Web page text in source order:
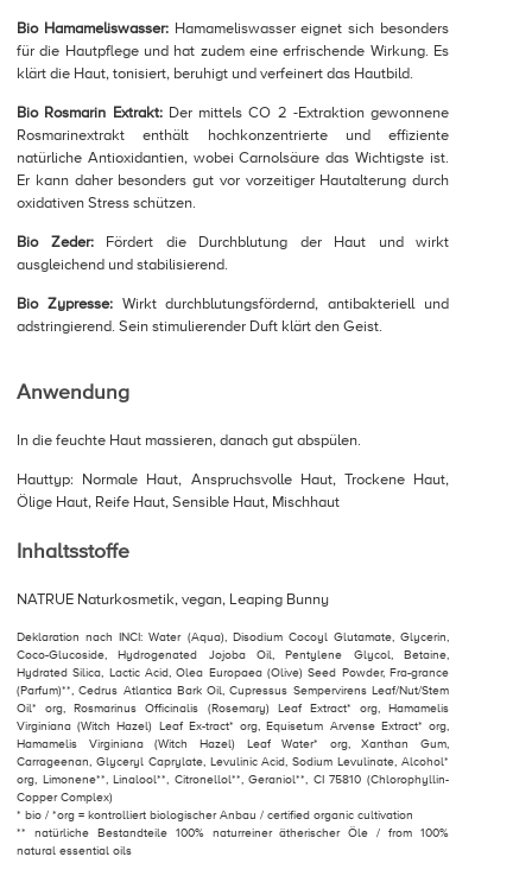
Bio Hamameliswasser:Hamameliswasser eignet sich besonders
für die Hautpflege und hat zudem eine erfrischende Wirkung. Es
klärt die Haut, tonisiert, beruhigt und verfeinert das Hautbild.
Bio Rosmarin Extrakt:Der mittels CO 2 -Extraktion gewonnene
Rosmarinextrakt enthält hochkonzentrierte und effiziente
natürliche Antioxidantien, wobei Carnolsäure das Wichtigste ist.
Er kann daher besonders gut vor vorzeitiger Hautalterung durch
oxidativen Stress schützen.
Bio Zeder:Fördert die Durchblutung der Haut und wirkt
ausgleichend und stabilisierend.
Bio Zypresse:Wirkt durchblutungsfördernd, antibakteriell und
adstringierend. Sein stimulierender Duft klärt den Geist.
Anwendung
In die feuchte Haut massieren, danach gut abspülen.
Hauttyp: Normale Haut, Anspruchsvolle Haut, Trockene Haut,
Ölige Haut, Reife Haut, Sensible Haut, Mischhaut
Inhaltsstoffe
NATRUE Naturkosmetik, vegan, Leaping Bunny
Deklaration nach INCI: Water (Aqua), Disodium Cocoyl Glutamate, Glycerin,
Coco-Glucoside, Hydrogenated Jojoba Oil, Pentylene Glycol, Betaine,
Hydrated Silica, Lactic Acid, Olea Europaea (Olive) Seed Powder, Fra-grance
(Parfum)**, Cedrus Atlantica Bark Oil, Cupressus Sempervirens Leaf/Nut/Stem
Oil* org, Rosmarinus Officinalis (Rosemary) Leaf Extract* org, Hamamelis
Virginiana (Witch Hazel) Leaf Ex-tract* org, Equisetum Arvense Extract* org,
Hamamelis Virginiana (Witch Hazel) Leaf Water* org, Xanthan Gum,
Carrageenan, Glyceryl Caprylate, Levulinic Acid, Sodium Levulinate, Alcohol*
org, Limonene**, Linalool**, Citronellol**, Geraniol**, CI 75810 (Chlorophyllin-
Copper Complex)
* bio / *org = kontrolliert biologischer Anbau / certified organic cultivation
** natürliche Bestandteile 100% naturreiner ätherischer Öle / from 100%
natural essential oils